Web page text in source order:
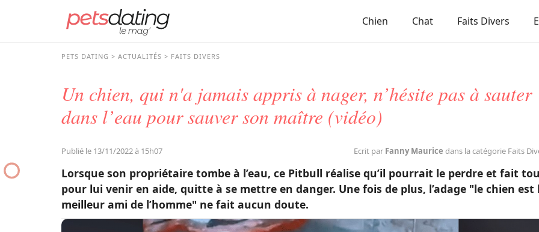
Chien Chat Faits Divers
PETS DATING ACTUALITÉS FAITS DIVERS
Un chien, qui n'a jamais appris à nager, n’hésite pas à sauter
dans l’eau pour sauver son maître (vidéo)
Publié le 13/11/2022 à 15h07 Ecrit par Fanny Maurice dans la catégorie Faits
Lorsque son propriétaire tombe à l’eau, ce Pitbull réalise qu’il pourrait le perdre et fait
pour lui venir en aide, quitte à se mettre en danger. Une fois de plus, l’adage "le chien est
meilleur ami de l’homme" ne fait aucun doute.